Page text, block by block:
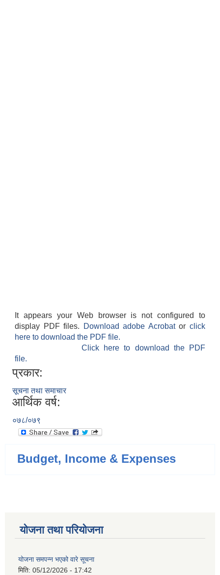
It appears your Web browser is not configured to
display PDF files.
Download adobe Acrobatorclick
here to download the PDF file.
Click here to download the PDF
file.
प्रकार:
सूचना तथा समाचार
आर्थिक वर्ष:
०७८/०७९
Budget, Income & Expenses
योजना तथा परियोजना
योजना समपन्न भएको वारे सूचना
मिति: 05/12/2026 - 17:42